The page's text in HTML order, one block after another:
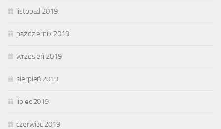
listopad 2019
październik 2019
wrzesień 2019
sierpień 2019
lipiec 2019
czerwiec 2019